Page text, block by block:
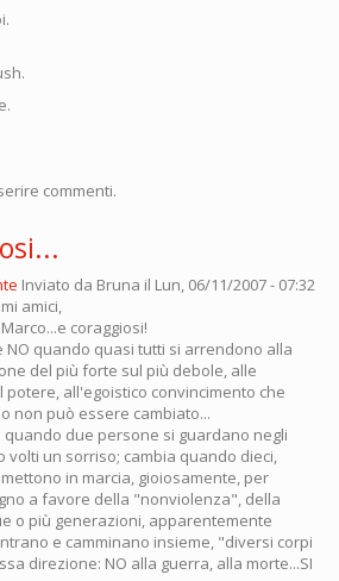
commenti.
Inviato da Bruna il Lun, 06/11/2007 - 07:32
amici,
coraggiosi!
NO quando quasi tutti si arrendono alla
del più forte sul più debole, alle
all'egoistico convincimento che
non può essere cambiato...
quando due persone si guardano negli
volti un sorriso; cambia quando dieci,
in marcia, gioiosamente, per
a favore della "nonviolenza", della
o più generazioni, apparentemente
e camminano insieme, "diversi corpi
direzione: NO alla guerra, alla morte...SI